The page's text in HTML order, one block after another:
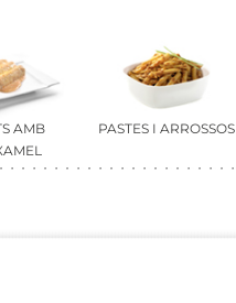
AMB
PASTES I ARROSSOS